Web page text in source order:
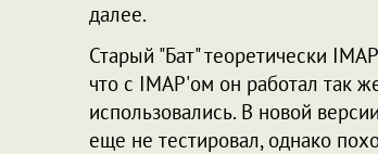
далее.
Старый "Бат" теоретически
что с IMAP'ом он работал так
использовались. В новой
еще не тестировал, однако